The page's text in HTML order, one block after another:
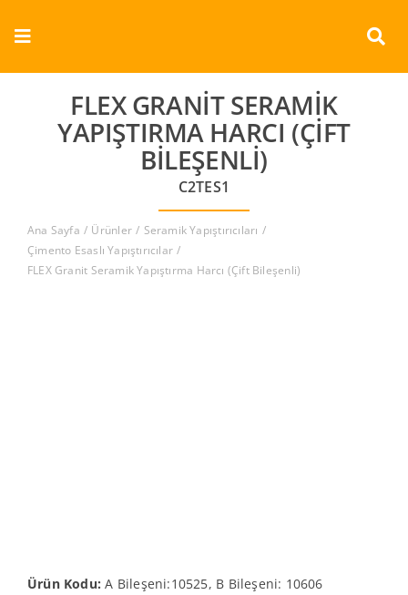
Toggle
Navigation
Kurumsal
Ürünler
Referanslar
FLEX GRANIT SERAMIK
YAPIŞTIRMA HARCI (ÇIFT
BILEŞENLI)
C2TES1
Ana Sayfa Ürünler
Seramik Yapıştırıcıları
Çimento Esaslı Yapıştırıcılar
FLEX Granit Seramik Yapıştırma Harcı (Çift Bileşenli)
Ürün Kodu:A Bileşeni:10525, B Bileşeni: 10606